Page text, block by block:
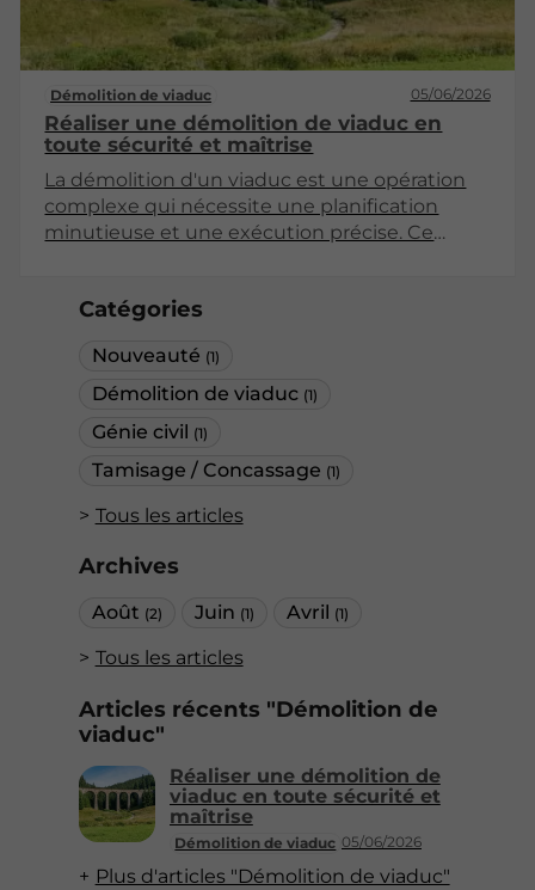
Catégories
Nouveauté (1)
Démolition de viaduc (1)
Génie civil (1)
Tamisage / Concassage (1)
Tous les articles
Archives
Août (2) Juin (1) Avril (1)
Tous les articles
Articles récents "Démolition de
viaduc"
Démolition de viaduc 05/06/2026
Réaliser une démolition de
viaduc en toute sécurité et
maîtrise
Plus d'articles "Démolition de viaduc"
Démolition de viaduc 05/06/2026
Réaliser une démolition de viaduc en
toute sécurité et maîtrise
La démolition d'un viaduc est une opération
complexe qui nécessite une planification
minutieuse et une exécution précise. Ce
considérations de sécurité, d'environnement
cet article, nous explorerons les différentes
étapes et les pratiques recommandées pour
toute sécurité.